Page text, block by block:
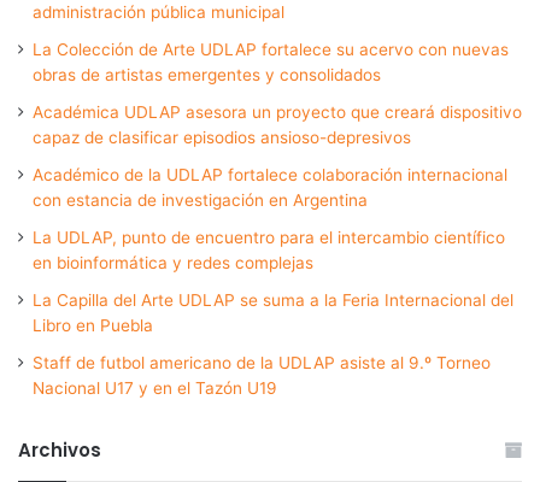
administración pública municipal
La Colección de Arte UDLAP fortalece su acervo con nuevas
obras de artistas emergentes y consolidados
Académica UDLAP asesora un proyecto que creará dispositivo
capaz de clasificar episodios ansioso-depresivos
Académico de la UDLAP fortalece colaboración internacional
con estancia de investigación en Argentina
La UDLAP, punto de encuentro para el intercambio científico
en bioinformática y redes complejas
La Capilla del Arte UDLAP se suma a la Feria Internacional del
Libro en Puebla
Staff de futbol americano de la UDLAP asiste al 9.º Torneo
Nacional U17 y en el Tazón U19
Archivos